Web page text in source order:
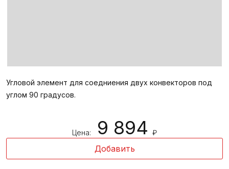
Угловой элемент для соедниения двух конвекторов под
углом 90 градусов.
Цена: 9 894 ₽
Добавить